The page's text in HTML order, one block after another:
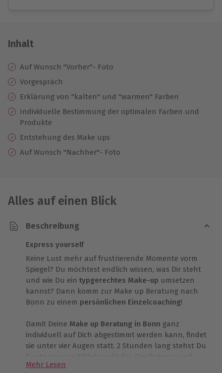
Jeder Gutschein für alle Erlebnisse einlösbar.
10 Jahre gültig & verlängerbar.
Inhalt
Auf Wunsch "Vorher"- Foto
Vorgespräch
Erklärung von "kalten" und "warmen" Farben
Individuelle Bestimmung der optimalen Farben und
Produkte
Entstehung des Make ups
Auf Wunsch "Nachher"- Foto
Alles auf einen Blick
Beschreibung
Express yourself
Keine Lust mehr auf frustrierende Momente vorm
Spiegel? Du möchtest endlich wissen, was Dir steht
und wie Du ein typgerechtes Make-up umsetzen
kannst? Dann komm zur Make up Beratung nach
Bonn zu einem persönlichen Einzelcoaching!
Damit Deine Make up Beratung in Bonn ganz
individuell auf Dich abgestimmt werden kann, findet
sie unter vier Augen statt. 2 Stunden lang stehst Du
heute ganz im Mittelpunkt des Geschehens und
wirst in Deiner persönlichen und einmaligen
Mehr Lesen